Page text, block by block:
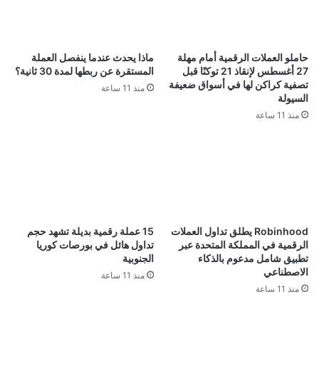
حاملو العملات الرقمية أمام مهلة
27 أغسطس لإنقاذ 21 توكنًا قبل
تصفية كراكن لها في أسواق ضعيفة
السيولة
منذ 11 ساعة
ماذا يحدث عندما ينفصل العملة
المستقرة عن ربطها لمدة 30 ثانية؟
منذ 11 ساعة
Robinhood يطلق تداول العملات
الرقمية في المملكة المتحدة عبر
تطبيق شامل مدعوم بالذكاء
الاصطناعي
منذ 11 ساعة
15 عملة رقمية بديلة تشهد حجم
تداول هائل في بورصات كوريا
الجنوبية
منذ 11 ساعة